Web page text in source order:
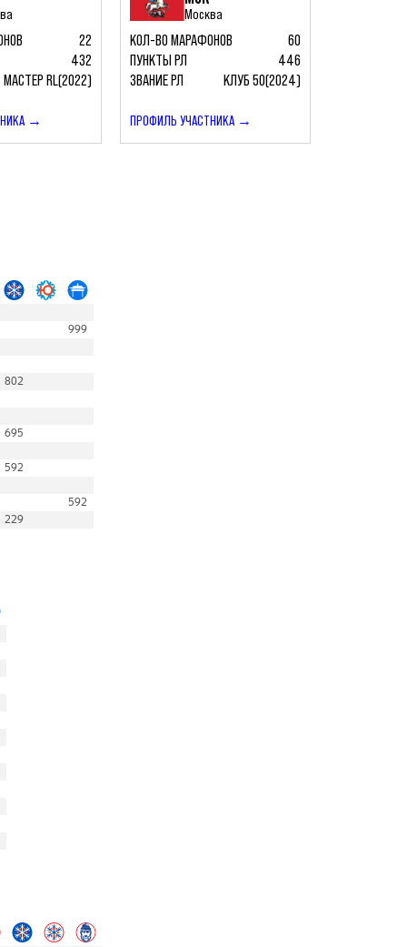
22
432
МАСТЕР RL(2022)
→
Москва
КОЛ-ВО МАРАФОНОВ
60
ПУНКТЫ РЛ
446
ЗВАНИЕ РЛ
КЛУБ 50(2024)
ПРОФИЛЬ УЧАСТНИКА →
999
802
695
592
592
229